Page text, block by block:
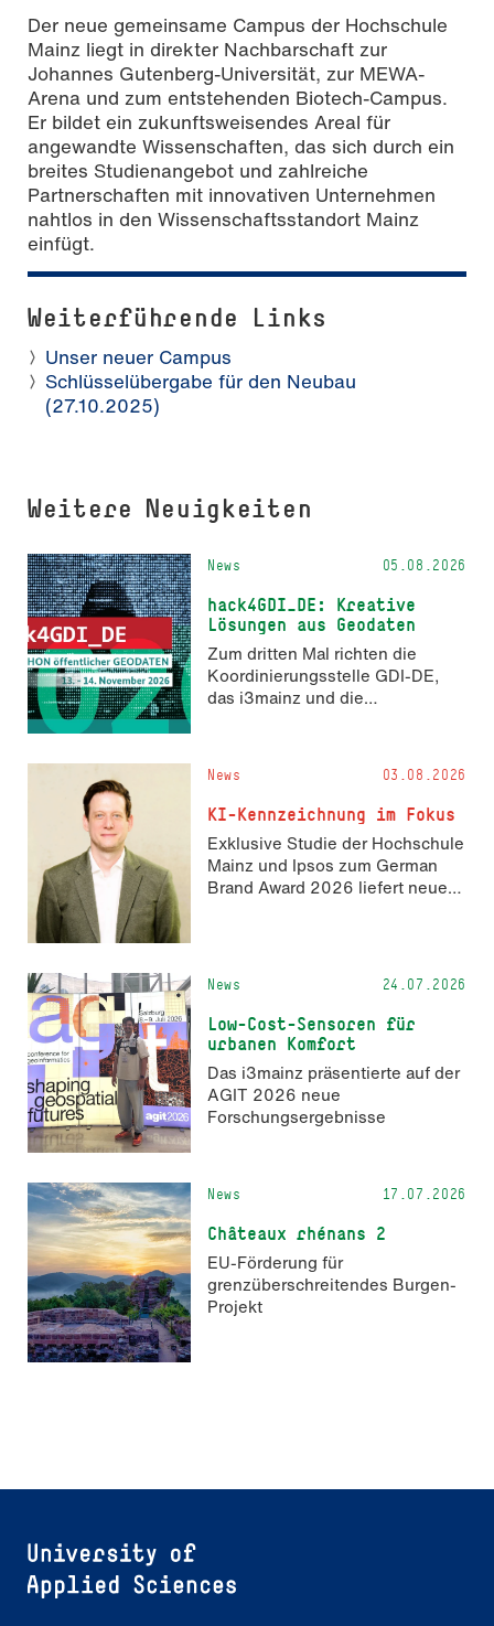
Der neue gemeinsame Campus der Hochschule
Mainz liegt in direkter Nachbarschaft zur
Johannes Gutenberg-Universität, zur MEWA-
Arena und zum entstehenden Biotech-Campus.
Er bildet ein zukunftsweisendes Areal für
angewandte Wissenschaften, das sich durch ein
breites Studienangebot und zahlreiche
Partnerschaften mit innovativen Unternehmen
nahtlos in den Wissenschaftsstandort Mainz
einfügt.
Weiterführende Links
Unser neuer Campus
Schlüsselübergabe für den Neubau
(27.10.2025)
Weitere Neuigkeiten
News 05.08.2026
hack4GDI_DE: Kreative
Lösungen aus Geodaten
Zum dritten Mal richten die
Koordinierungsstelle GDI-DE,
das i3mainz und die
und 14. November 2026 den
Hackathon hack4GDI_DE an der
Hochschule Mainz aus. Die
Anmeldung ist geöffnet und bis
zum 2. Oktober 2026 möglich.
News 03.08.2026
KI-Kennzeichnung im Fokus
Exklusive Studie der Hochschule
Mainz und Ipsos zum German
Brand Award 2026 liefert neue
News 24.07.2026
Low-Cost-Sensoren für
urbanen Komfort
Das i3mainz präsentierte auf der
AGIT 2026 neue
Forschungsergebnisse
News 17.07.2026
Châteaux rhénans 2
EU-Förderung für
grenzüberschreitendes Burgen-
Projekt